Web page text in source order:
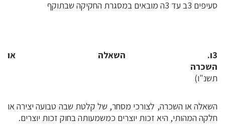
סעיפים 3ב עד 3ה מובאים במסגרת החקיקה שבתוקף
3ו. השאלה או
השכרה
תשנ"ו)
השאלה או השכרה, לצורכי מסחר, של קלטת שבה טבועה יצירה או
חלקה המהותי, היא זכות יוצרים כמשמעותה בחוק זכות יוצרים.